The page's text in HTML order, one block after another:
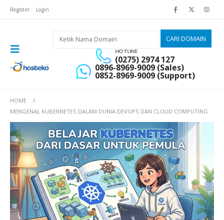
Register Login
HOTLINE
(0275) 2974 127
0896-8969-9009 (Sales)
0852-8969-9009 (Support)
HOME
MENGENAL KUBERNETES DALAM DUNIA DEVOPS DAN CLOUD COMPUTING